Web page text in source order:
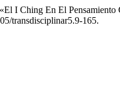
I Ching En El
transdisciplinar5.9-165.